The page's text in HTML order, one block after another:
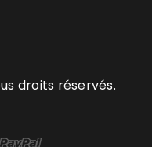
droits réservés.